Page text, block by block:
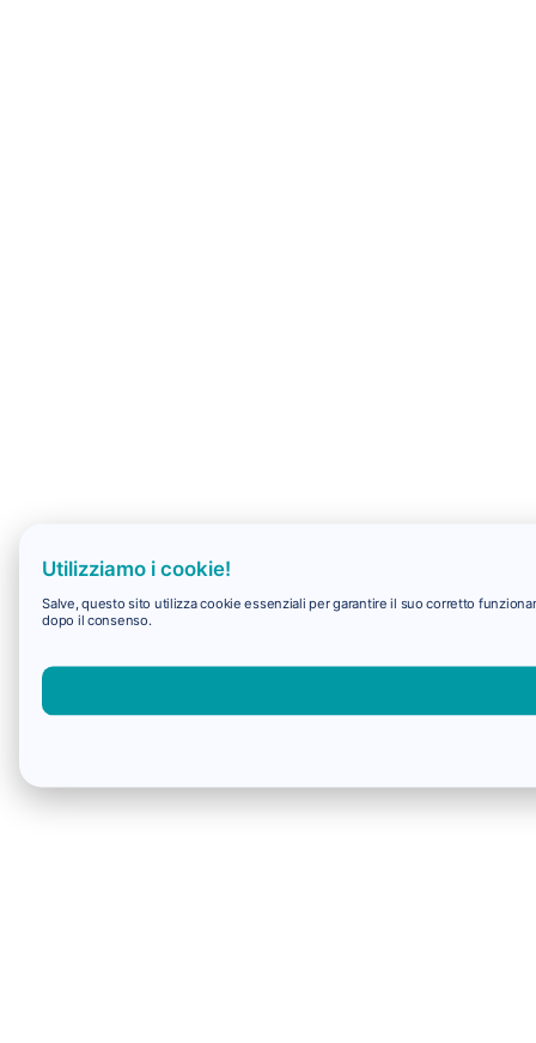
Utilizziamo i cookie!
Salve, questo sito utilizza cookie essenziali per garantire il suo corretto
dopo il consenso.